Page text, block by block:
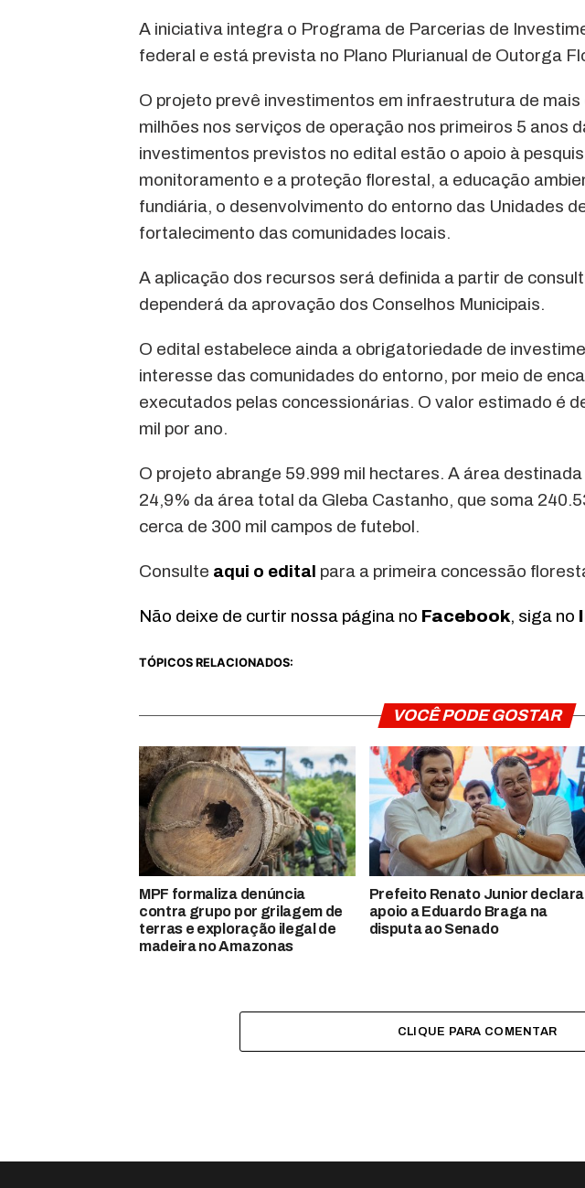
A iniciativa integra o Programa de Parcerias de
federal e está prevista no Plano Plurianual de Outorga
O projeto prevê investimentos em infraestrutura de mais
milhões nos serviços de operação nos primeiros 5 anos
investimentos previstos no edital estão o apoio à
monitoramento e a proteção florestal, a educação
fundiária, o desenvolvimento do entorno das Unidades
fortalecimento das comunidades locais.
A aplicação dos recursos será definida a partir de
dependerá da aprovação dos Conselhos Municipais.
O edital estabelece ainda a obrigatoriedade de
interesse das comunidades do entorno, por meio de
executados pelas concessionárias. O valor estimado é
mil por ano.
O projeto abrange 59.999 mil hectares. A área
24,9% da área total da Gleba Castanho, que soma
cerca de 300 mil campos de futebol.
Consulte aqui o edital para a primeira concessão
Não deixe de curtir nossa página no Facebook, siga no
TÓPICOS RELACIONADOS:
VOCÊ PODE GOSTAR
MPF formaliza denúncia
contra grupo por grilagem de
terras e exploração ilegal de
madeira no Amazonas
Prefeito Renato Junior declara
apoio a Eduardo Braga na
disputa ao Senado
CLIQUE PARA COMENTAR